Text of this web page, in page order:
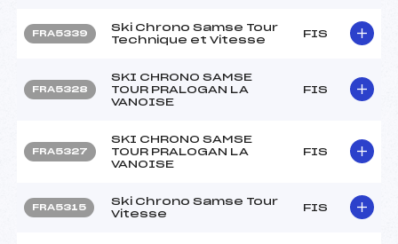
FRA5339
Ski Chrono Samse Tour
Technique et Vitesse
FIS
FRA5328
SKI CHRONO SAMSE
TOUR PRALOGAN LA
VANOISE
FIS
FRA5327
SKI CHRONO SAMSE
TOUR PRALOGAN LA
VANOISE
FIS
FRA5315
Ski Chrono Samse Tour
Vitesse
FIS